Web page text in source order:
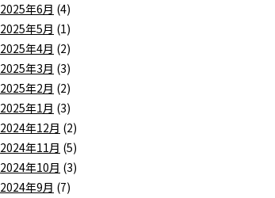
2025年6月 (4)
2025年5月 (1)
2025年4月 (2)
2025年3月 (3)
2025年2月 (2)
2025年1月 (3)
2024年12月 (2)
2024年11月 (5)
2024年10月 (3)
2024年9月 (7)